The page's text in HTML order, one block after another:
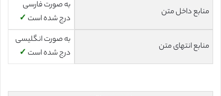
منابع داخل متن
به صورت فارسی
درج شده است ✓
منابع انتهای متن
به صورت انگلیسی
درج شده است ✓